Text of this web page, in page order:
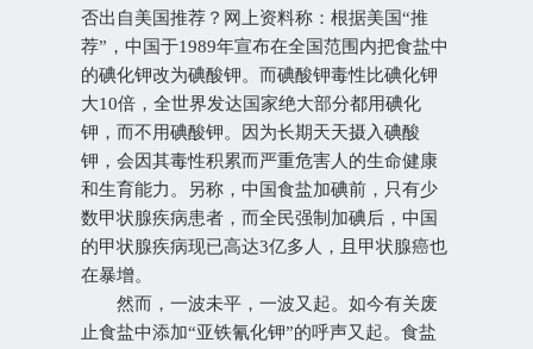
否出自美国推荐？网上资料称：根据美国“推
荐”，中国于1989年宣布在全国范围内把食盐中
的碘化钾改为碘酸钾。而碘酸钾毒性比碘化钾
大10倍，全世界发达国家绝大部分都用碘化
钾，而不用碘酸钾。因为长期天天摄入碘酸
钾，会因其毒性积累而严重危害人的生命健康
和生育能力。另称，中国食盐加碘前，只有少
数甲状腺疾病患者，而全民强制加碘后，中国
的甲状腺疾病现已高达3亿多人，且甲状腺癌也
在暴增。
然而，一波未平，一波又起。如今有关废
止食盐中添加“亚铁氰化钾”的呼声又起。食盐